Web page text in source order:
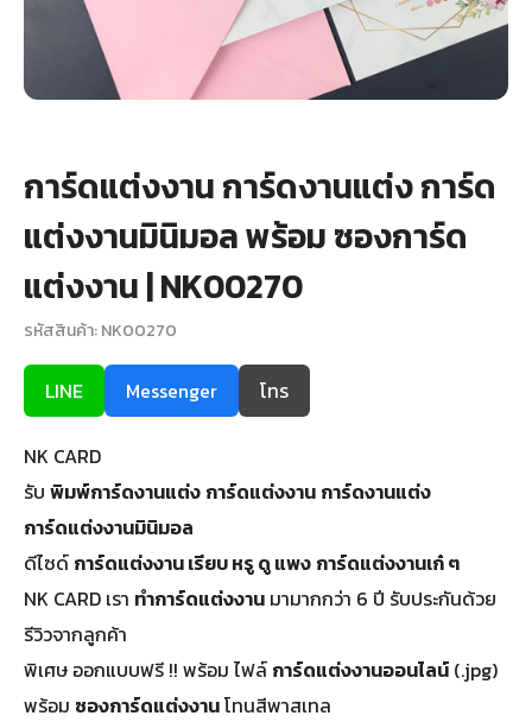
Wax Seal Sticker | สติกเกอร์ตราครั่งปิดซอง
การ์ดแต่งงานออนไลน์
บทความ
การ์ดแต่งงาน การ์ดงานแต่ง การ์ด
แต่งงานมินิมอล พร้อม ซองการ์ด
แต่งงาน | NK00270
รหัสสินค้า: NK00270
LINE Messenger โทร
NK CARD
รับ พิมพ์การ์ดงานแต่ง การ์ดแต่งงาน การ์ดงานแต่ง
การ์ดแต่งงานมินิมอล
ดีไซด์ การ์ดแต่งงาน เรียบ หรู ดู แพง การ์ดแต่งงานเก๋ ๆ
NK CARD เรา ทำการ์ดแต่งงาน มามากกว่า 6 ปี รับประกันด้วย
รีวิวจากลูกค้า
พิเศษ ออกแบบฟรี !! พร้อม ไฟล์ การ์ดแต่งงานออนไลน์ (.jpg)
พร้อม ซองการ์ดแต่งงานโทนสีพาสเทล